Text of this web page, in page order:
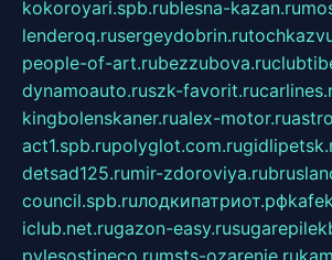
kokoroyari.spb.rublesna-kazan.ru
lenderoq.rusergeydobrin.ru
people-of-art.rubezzubova.ru
dynamoauto.ruszk-favorit.ru
kingbolenskaner.rualex-motor.ru
act1.spb.rupolyglot.com.ru
detsad125.rumir-zdoroviya.ru
council.spb.ruлодкипатриот.рф
iclub.net.rugazon-easy.ru
pylesostineco.rumsts-ozarenie.ru